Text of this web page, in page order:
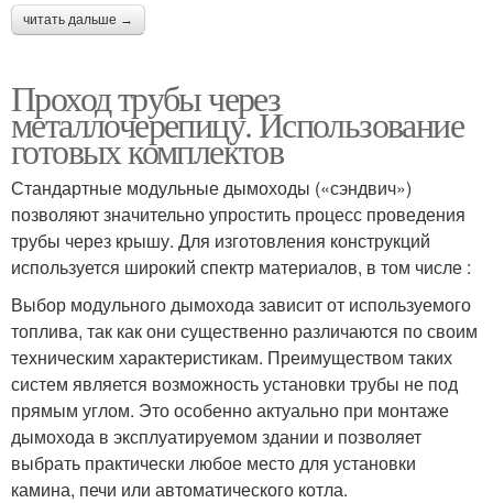
читать дальше →
Проход трубы через
металлочерепицу. Использование
готовых комплектов
Стандартные модульные дымоходы («сэндвич»)
позволяют значительно упростить процесс проведения
трубы через крышу. Для изготовления конструкций
используется широкий спектр материалов, в том числе :
Выбор модульного дымохода зависит от используемого
топлива, так как они существенно различаются по своим
техническим характеристикам. Преимуществом таких
систем является возможность установки трубы не под
прямым углом. Это особенно актуально при монтаже
дымохода в эксплуатируемом здании и позволяет
выбрать практически любое место для установки
камина, печи или автоматического котла.